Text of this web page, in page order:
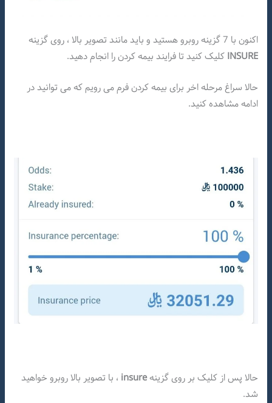
اکنون با 7 گزینه روبرو هستید و باید مانند تصویر بالا ، روی گزینه
INSURE کلیک کنید تا فرایند بیمه کردن را انجام دهید.
حالا سراغ مرحله اخر برای بیمه کردن فرم می رویم که می توانید در
ادامه مشاهده کنید.
حالا پس از کلیک بر روی گزینهinsure ، با تصویر بالا روبرو خواهید
شد.